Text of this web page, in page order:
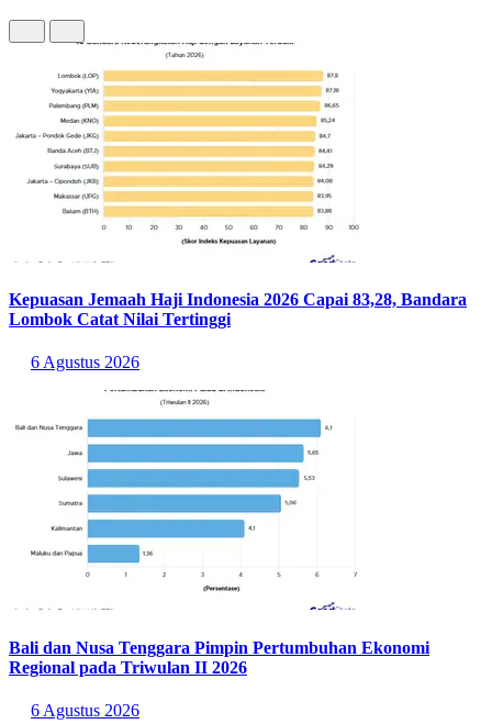
Kepuasan Jemaah Haji Indonesia 2026 Capai 83,28, Bandara
Lombok Catat Nilai Tertinggi
6 Agustus 2026
Bali dan Nusa Tenggara Pimpin Pertumbuhan Ekonomi
Regional pada Triwulan II 2026
6 Agustus 2026